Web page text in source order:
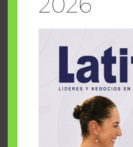
Cuando la
sueños Fairmont